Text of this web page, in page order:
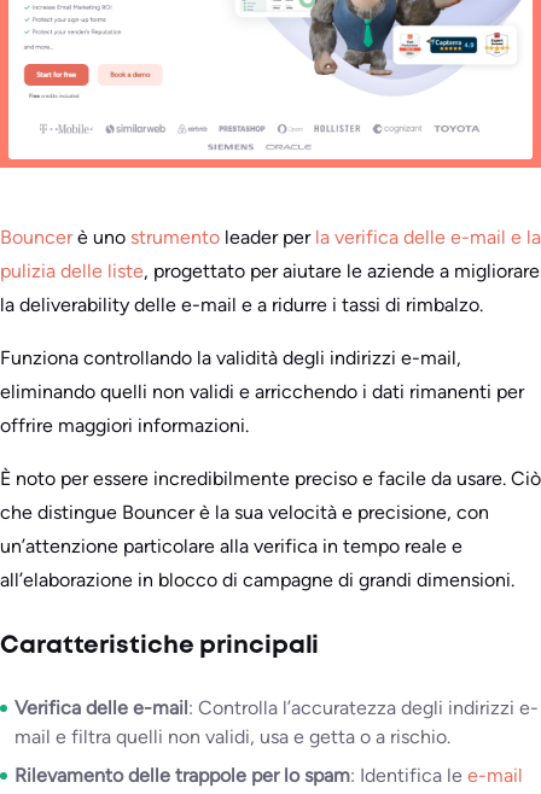
Bouncerè uno strumento leader per la verifica delle e-mail e la
pulizia delle liste, progettato per aiutare le aziende a migliorare
la deliverability delle e-mail e a ridurre i tassi di rimbalzo.
Funziona controllando la validità degli indirizzi e-mail,
eliminando quelli non validi e arricchendo i dati rimanenti per
offrire maggiori informazioni.
È noto per essere incredibilmente preciso e facile da usare. Ciò
che distingue Bouncer è la sua velocità e precisione, con
un’attenzione particolare alla verifica in tempo reale e
all’elaborazione in blocco di campagne di grandi dimensioni.
Caratteristiche principali
Verifica delle e-mail : Controlla l’accuratezza degli indirizzi e-
mail e filtra quelli non validi, usa e getta o a rischio.
Rilevamento delle trappole per lo spam: Identifica le e-mail